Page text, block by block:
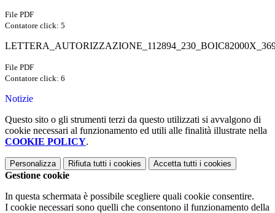
File PDF
Contatore click: 5
File PDF
Contatore click: 6
Notizie
Questo sito o gli strumenti terzi da questo utilizzati si avvalgono di
cookie necessari al funzionamento ed utili alle finalità illustrate nella
COOKIE POLICY.
Personalizza Rifiuta tutti i cookies Accetta tutti i cookies
Gestione cookie
In questa schermata è possibile scegliere quali cookie consentire.
I cookie necessari sono quelli che consentono il funzionamento della